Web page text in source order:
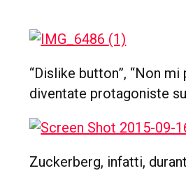
“Dislike button”, “Non
diventate protagoniste
Zuckerberg, infatti,